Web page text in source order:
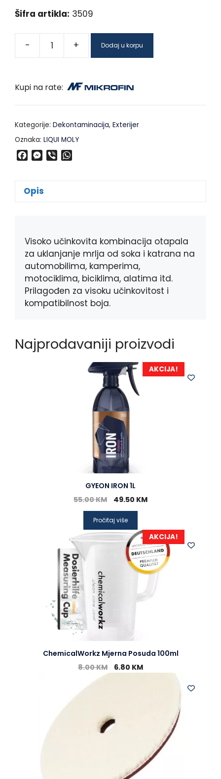
Šifra artikla: 3509
- + Dodaj u korpu
Kupi na rate:
Kategorije: Dekontaminacija, Exterijer
Oznaka: LIQUI MOLY
F
e
b
M
s
r
V
Opis
Visoko učinkovita kombinacija otapala
za uklanjanje mrlja od soka i katrana na
automobilima, kamperima,
motociklima, biciklima, alatima itd.
Prilagođen za visoku učinkovitost i
kompatibilnost boja.
Najprodavaniji proizvodi
AKCIJA!
GYEON IRON 1L
55.00KM 49.50 KM
Pročitaj više
AKCIJA!
ChemicalWorkz Mjerna Posuda 100ml
8.00KM 6.80 KM